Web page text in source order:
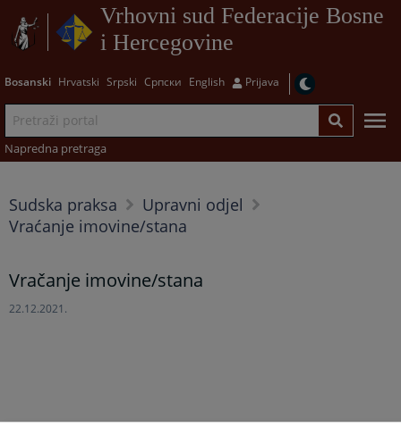
Vrhovni sud Federacije Bosne
i Hercegovine
Bosanski Hrvatski Srpski Српски English Prijava
Napredna pretraga
Sudska praksa
Upravni odjel
Vraćanje imovine/stana
Vračanje imovine/stana
22.12.2021.